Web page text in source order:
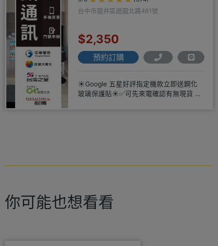
台中市龍井區遊園北路481號
$2,350
預約訂購
☀️Google 五星好評指定機款立即送鋼化
玻璃保護貼☀️✅可先來電確認有無現貨 ☎️
你可能也想看看